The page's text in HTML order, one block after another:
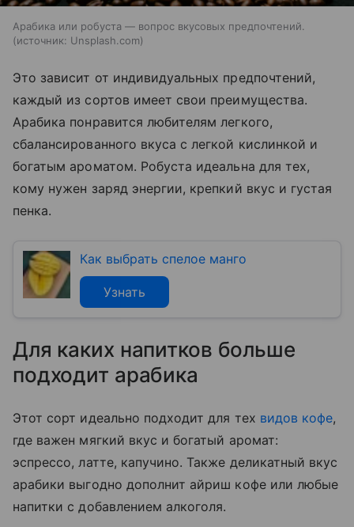
Арабика или робуста — вопрос вкусовых предпочтений.
источник: Unsplash.com
Это зависит от индивидуальных предпочтений,
каждый из сортов имеет свои преимущества.
Арабика понравится любителям легкого,
сбалансированного вкуса с легкой кислинкой и
богатым ароматом. Робуста идеальна для тех,
кому нужен заряд энергии, крепкий вкус и густая
пенка.
Как выбрать спелое манго
Узнать
Для каких напитков больше
подходит арабика
Этот сорт идеально подходит для тех видов кофе,
где важен мягкий вкус и богатый аромат:
эспрессо, латте, капучино. Также деликатный вкус
арабики выгодно дополнит айриш кофе или любые
напитки с добавлением алкоголя.